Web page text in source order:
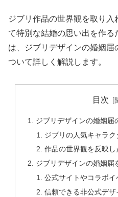
ジブリ作品の世界観を取り
て特別な結婚の思い出を作
は、ジブリデザインの婚姻
ついて詳しく解説します。
目次
ジブリデザインの婚姻届
ジブリの人気キャラ
作品の世界観を反映し
ジブリデザインの婚姻届
公式サイトやコラボ
信頼できる非公式デザ